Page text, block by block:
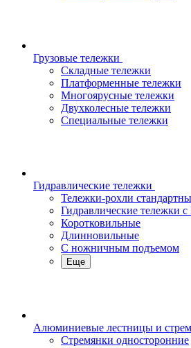
Грузовые тележки
Складные тележки
Платформенные тележки
Многоярусные тележки
Двухколесные тележки
Специальные тележки
Гидравлические тележки
Тележки-рохли
Гидравлические
Коротковильные
Длинновильные
С ножничным подъемом
Еще
Алюминиевые лестницы и
Стремянки односторонние